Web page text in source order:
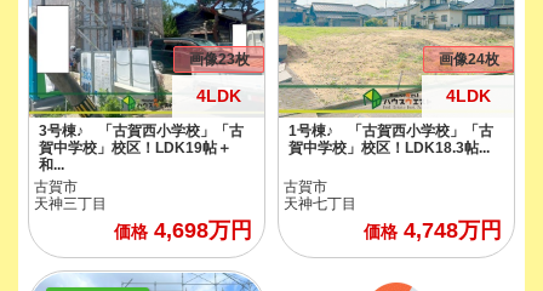
4LDK
画像23枚
3号棟♪ 「古賀西小学校」「古
賀中学校」校区！LDK19帖＋
和...
古賀市
天神三丁目
価格4,698万円
4LDK
画像24枚
1号棟♪ 「古賀西小学校」「古
賀中学校」校区！LDK18.3帖...
古賀市
天神七丁目
価格4,748万円